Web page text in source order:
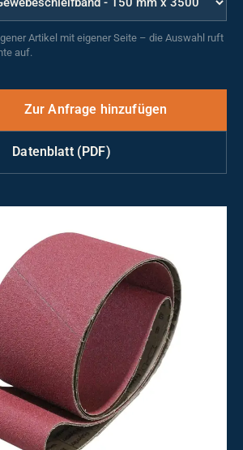
Artikel mit eigener Seite – die Auswahl ruft
auf.
Datenblatt (PDF)